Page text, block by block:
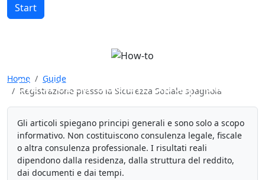
Start
Registrazione presso la
Sicurezza Sociale spagnola
Home
Guide
Registrazione presso la Sicurezza Sociale spagnola
Gli articoli spiegano principi generali e sono solo a scopo
informativo. Non costituiscono consulenza legale, fiscale
o altra consulenza professionale. I risultati reali
dipendono dalla residenza, dalla struttura del reddito,
dai documenti e dai tempi.